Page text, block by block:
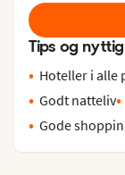
Tips og
Hoteller i alle
Godt natteliv
Gode